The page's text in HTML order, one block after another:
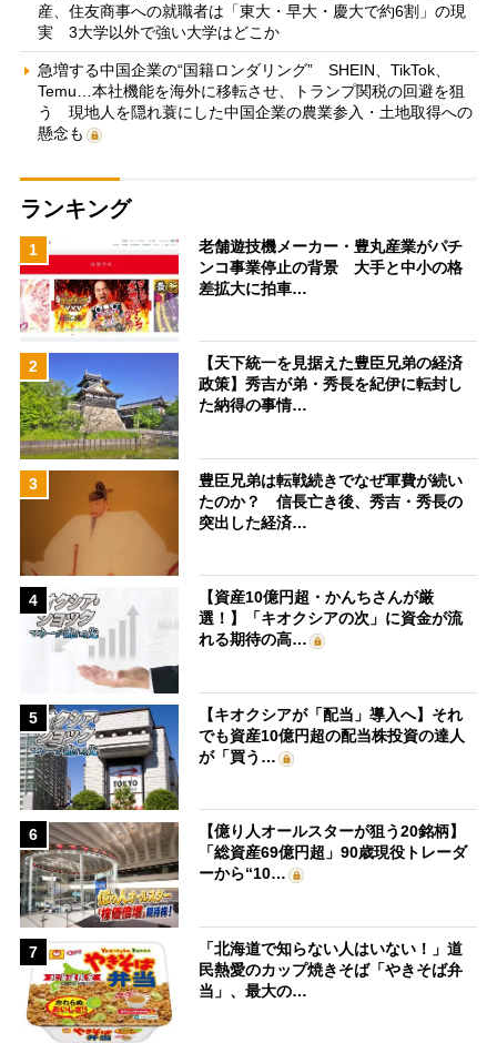
産、住友商事への就職者は「東大・早大・慶大で約6割」の現
実 3大学以外で強い大学はどこか
急増する中国企業の“国籍ロンダリング” SHEIN、TikTok、
Temu…本社機能を海外に移転させ、トランプ関税の回避を狙
う 現地人を隠れ蓑にした中国企業の農業参入・土地取得への
懸念も
ランキング
1
老舗遊技機メーカー・豊丸産業がパチ
ンコ事業停止の背景 大手と中小の格
差拡大に拍車…
2
【天下統一を見据えた豊臣兄弟の経済
政策】秀吉が弟・秀長を紀伊に転封し
た納得の事情…
3
豊臣兄弟は転戦続きでなぜ軍費が続い
たのか？ 信長亡き後、秀吉・秀長の
突出した経済…
4
【資産10億円超・かんちさんが厳
選！】「キオクシアの次」に資金が流
れる期待の高…
5
【キオクシアが「配当」導入へ】それ
でも資産10億円超の配当株投資の達人
が「買う…
6
【億り人オールスターが狙う20銘柄】
「総資産69億円超」90歳現役トレーダ
ーから“10…
7
「北海道で知らない人はいない！」道
民熱愛のカップ焼きそば「やきそば弁
当」、最大の…